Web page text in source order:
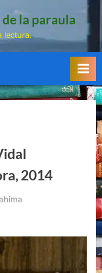
la paraula
lectura.
2014